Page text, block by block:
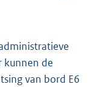
kunnen de
van bord E6